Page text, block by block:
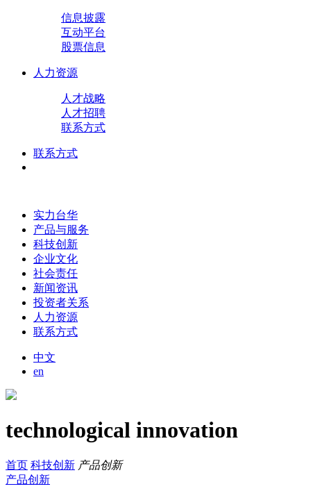
信息披露
互动平台
股票信息
人力资源
人才战略
人才招聘
联系方式
联系方式
实力台华
产品与服务
科技创新
企业文化
社会责任
新闻资讯
投资者关系
人力资源
联系方式
中文
en
technological innovation
首页 科技创新 产品创新
产品创新